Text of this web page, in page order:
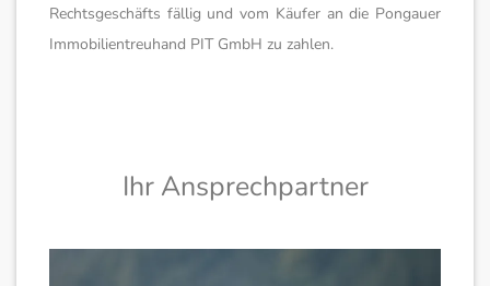
Rechtsgeschäfts fällig und vom Käufer an die Pongauer
Immobilientreuhand PIT GmbH zu zahlen.
Ihr Ansprechpartner